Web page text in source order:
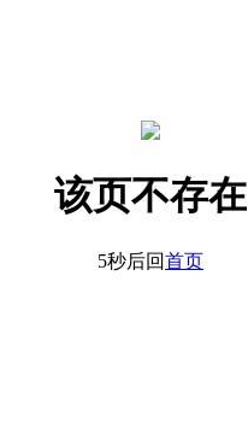
该页不存在
5秒后回首页